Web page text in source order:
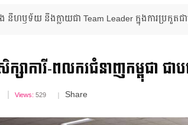
ហឫទ័យ នឹងក្លាយជា Team Leader ក្នុងការប្រកួតជា
សាការី-ពលករ​ជំនាញ​កម្ពុជា ជា​
Views: 529 Share